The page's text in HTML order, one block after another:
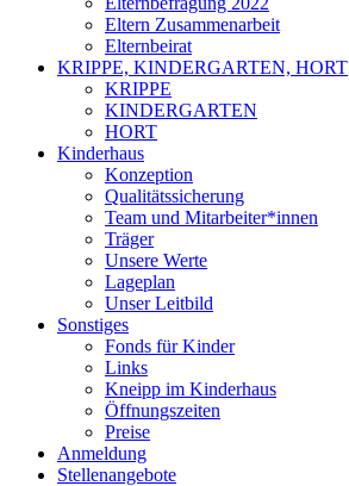
Eltern Zusammenarbeit
Elternbeirat
KRIPPE, KINDERGARTEN, HORT
KRIPPE
KINDERGARTEN
HORT
Kinderhaus
Konzeption
Qualitätssicherung
Team und Mitarbeiter*innen
Träger
Unsere Werte
Lageplan
Unser Leitbild
Sonstiges
Fonds für Kinder
Links
Kneipp im Kinderhaus
Öffnungszeiten
Preise
Anmeldung
Stellenangebote